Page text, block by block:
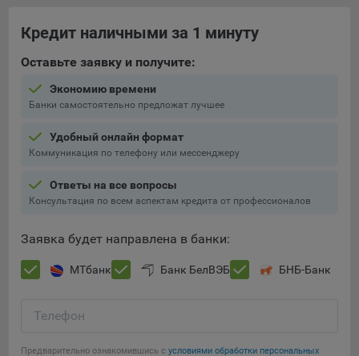
анализа трафика на сайтах.
9.5. Файлы cookie, применяемые для определения целевой
аудитории и в рекламных целях, например Яндекс.Метрика,
Google Analytics.
Технические/Функциональные, хранятся не более года;
Необходимые для функционирования веб-аналитических
(статистические), установлены на сервере Общества и не
передаются третьим лицам, часть из которых хранятся во
наиболее и наименее популярные страницы и принимать
предпочтений пользователей.
Кредит наличными за 1 минуту
Оставьте заявку и получите:
Экономию времени
Банки самостоятельно предложат лучшее
Удобный онлайн формат
Коммуникация по телефону или мессенджеру
Ответы на все вопросы
Консультация по всем аспектам кредита от профессионалов
Заявка будет направлена в банки:
МТбанк Банк БелВЭБ БНБ-Банк
Телефон
Предварительно ознакомившись с условиями обработки персональных